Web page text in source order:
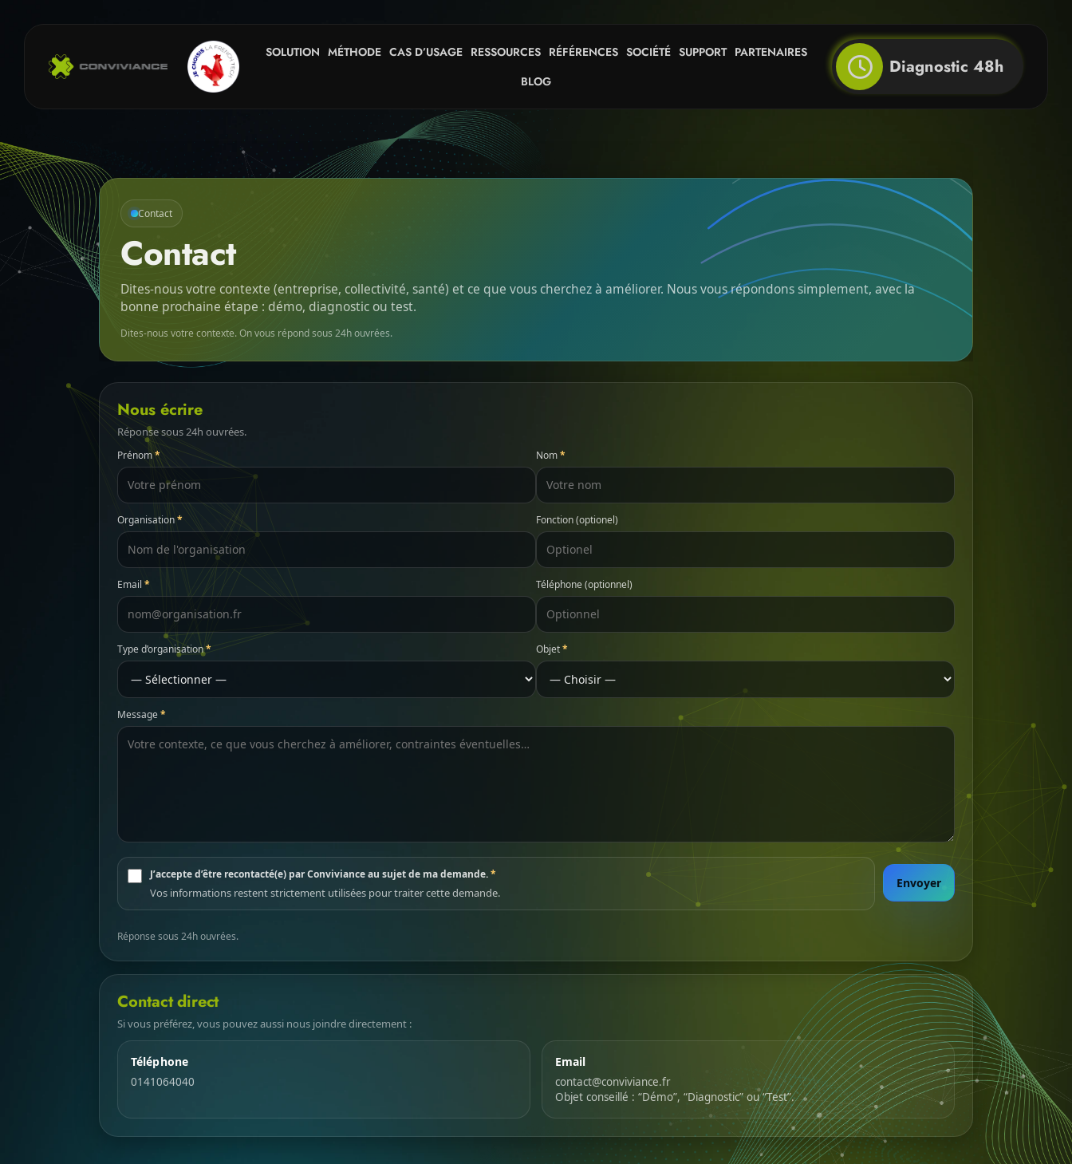
SOLUTION MÉTHODE CAS D’USAGE RESSOURCES RÉFÉRENCES SOCIÉTÉ SUPPORT PARTENAIRES
BLOG
Diagnostic 48h
Contact
Contact
Dites-nous votre contexte (entreprise, collectivité, santé) et ce que vous cherchez à améliorer. Nous vous répondons simplement, avec la
bonne prochaine étape : démo, diagnostic ou test.
Dites-nous votre contexte. On vous répond sous 24h ouvrées.
Nous écrire
Réponse sous 24h ouvrées.
Prénom* Nom*
Organisation* Fonction (optionel)
Email * Téléphone (optionnel)
Type d’organisation* Objet*
Message*
Vos informations restent strictement utilisées pour traiter cette demande.
J’accepte d’être recontacté(e) par Conviviance au sujet de ma demande.*
Envoyer
Réponse sous 24h ouvrées.
Contact direct
Si vous préférez, vous pouvez aussi nous joindre directement :
Téléphone
0141064040
Email
contact@conviviance.fr
Objet conseillé : “Démo”, “Diagnostic” ou “Test”.